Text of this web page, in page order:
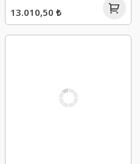
13.010,50 ₺